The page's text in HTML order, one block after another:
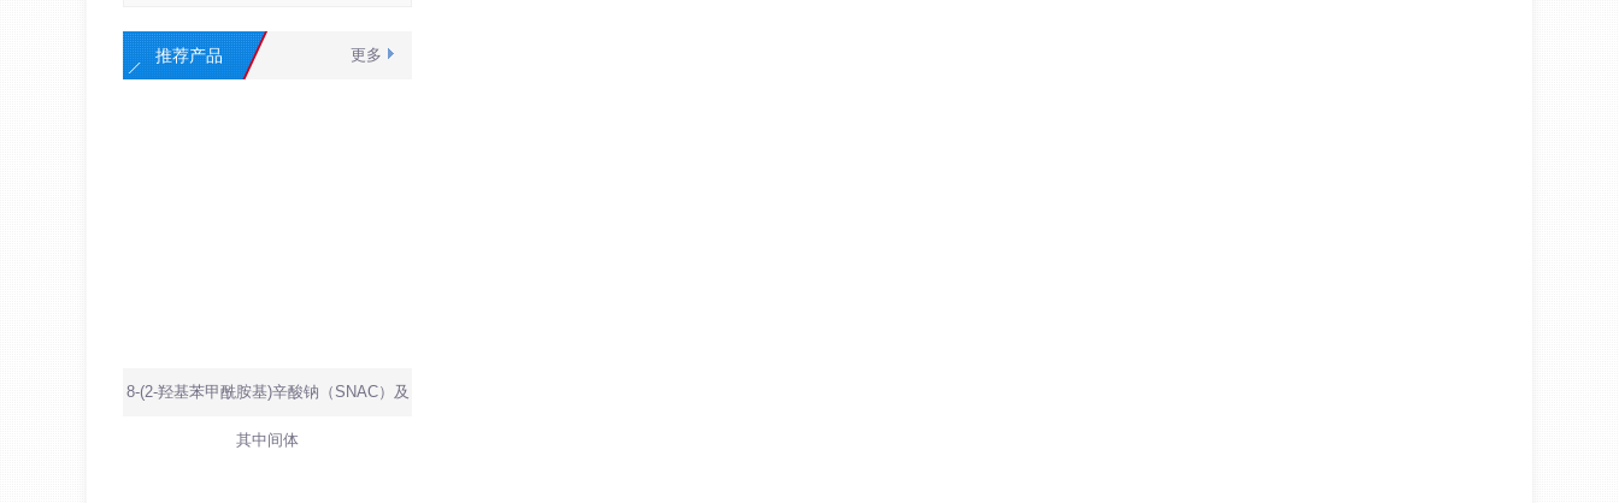
更多
推荐产品
8-(2-羟基苯甲酰胺基)辛酸钠（SNAC）及
其中间体